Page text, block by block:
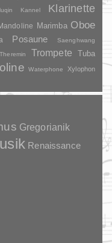
Kannel Klarinette
Marimba Oboe
Posaune Saenghwang
Theremin Trompete
Tuba
Waterphone
Xylophon
Gregorianik
Renaissance